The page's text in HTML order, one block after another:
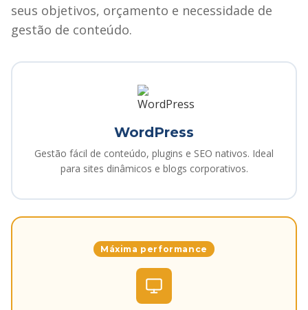
seus objetivos, orçamento e necessidade de
gestão de conteúdo.
WordPress
Gestão fácil de conteúdo, plugins e SEO nativos. Ideal
para sites dinâmicos e blogs corporativos.
Máxima performance